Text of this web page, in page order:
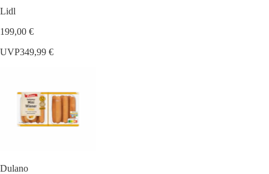
Lidl
199,00 €
UVP349,99 €
Dulano